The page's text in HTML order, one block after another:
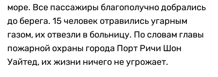
море. Все пассажиры благополучно добрались
до берега. 15 человек отравились угарным
газом, их отвезли в больницу. По словам главы
пожарной охраны города Порт Ричи Шон
Уайтед, их жизни ничего не угрожает.